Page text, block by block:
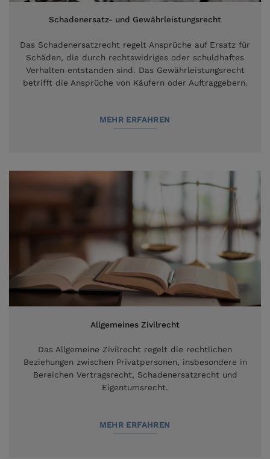
Schadenersatz- und Gewährleistungsrecht
Das Schadenersatzrecht regelt Ansprüche auf Ersatz für
Schäden, die durch rechtswidriges oder schuldhaftes
Verhalten entstanden sind. Das Gewährleistungsrecht
betrifft die Ansprüche von Käufern oder Auftraggebern.
MEHR ERFAHREN
Allgemeines Zivilrecht
Das Allgemeine Zivilrecht regelt die rechtlichen
Beziehungen zwischen Privatpersonen, insbesondere in
Bereichen Vertragsrecht, Schadenersatzrecht und
Eigentumsrecht.
MEHR ERFAHREN